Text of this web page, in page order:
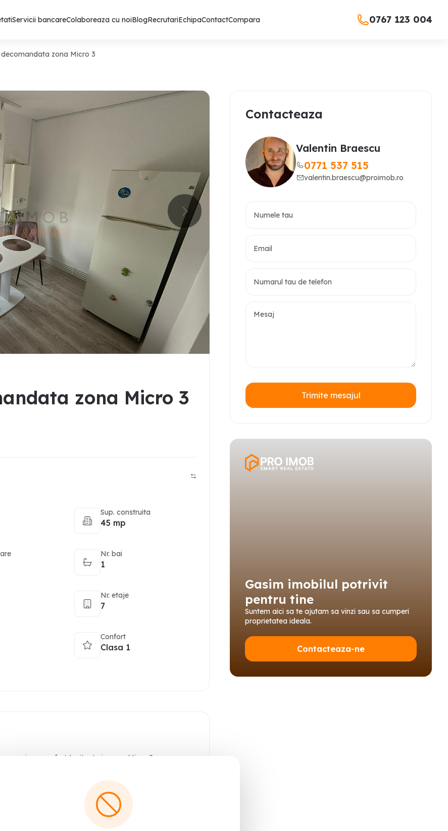
Servicii bancareColaboreaza cu noiBlogRecrutariEchipaContactCompara 0767 123 004
zona Micro 3
zona Micro 3
Sup. construita
45 mp
Nr. bai
1
Nr. etaje
7
Confort
Clasa 1
confort 1 situata in zona Micro 3
Contacteaza
Valentin Braescu
0771 537 515
valentin.braescu@proimob.ro
Trimite mesajul
Gasim imobilul potrivit
pentru tine
Suntem aici sa te ajutam sa vinzi sau sa cumperi
proprietatea ideala.
Contacteaza-ne